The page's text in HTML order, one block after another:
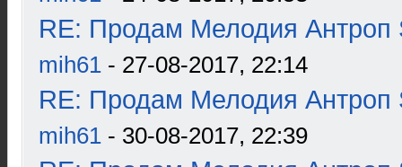
RE: Продам Мелодия Антроп
mih61 - 27-08-2017, 22:14
RE: Продам Мелодия Антроп
mih61 - 30-08-2017, 22:39